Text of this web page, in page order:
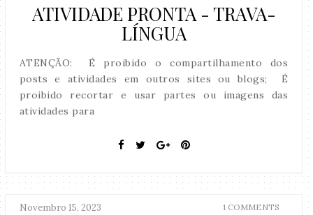
ATIVIDADE PRONTA - TRAVA-
LÍNGUA
ATENÇÃO: É proibido o compartilhamento dos
posts e atividades em outros sites ou blogs; É
proibido recortar e usar partes ou imagens das
atividades para
Novembro 15, 2023 1 COMMENTS